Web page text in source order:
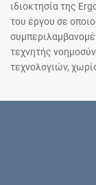
ιδιοκτησία της
του έργου σε
τεχνητής
τεχνολογιών,